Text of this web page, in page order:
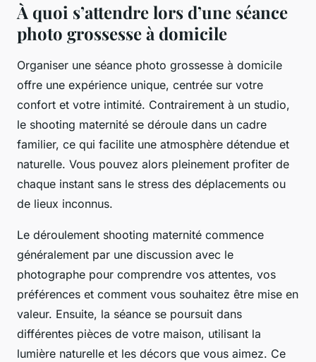
À quoi s’attendre lors d’une séance
photo grossesse à domicile
Organiser une séance photo grossesse à domicile
offre une expérience unique, centrée sur votre
confort et votre intimité. Contrairement à un studio,
le shooting maternité se déroule dans un cadre
familier, ce qui facilite une atmosphère détendue et
naturelle. Vous pouvez alors pleinement profiter de
chaque instant sans le stress des déplacements ou
de lieux inconnus.
Le déroulement shooting maternité commence
généralement par une discussion avec le
photographe pour comprendre vos attentes, vos
préférences et comment vous souhaitez être mise en
valeur. Ensuite, la séance se poursuit dans
différentes pièces de votre maison, utilisant la
lumière naturelle et les décors que vous aimez. Ce